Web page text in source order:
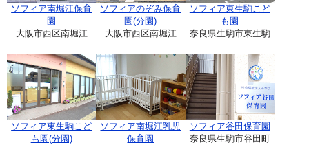
ソフィア南堀江保育
園
大阪市西区南堀江
ソフィアのぞみ保育
園(分園)
大阪市西区南堀江
ソフィア東生駒こど
も園
奈良県生駒市東生駒
ソフィア東生駒こど
も園(分園)
ソフィア南堀江乳児
保育園
ソフィア谷田保育園
奈良県生駒市谷田町